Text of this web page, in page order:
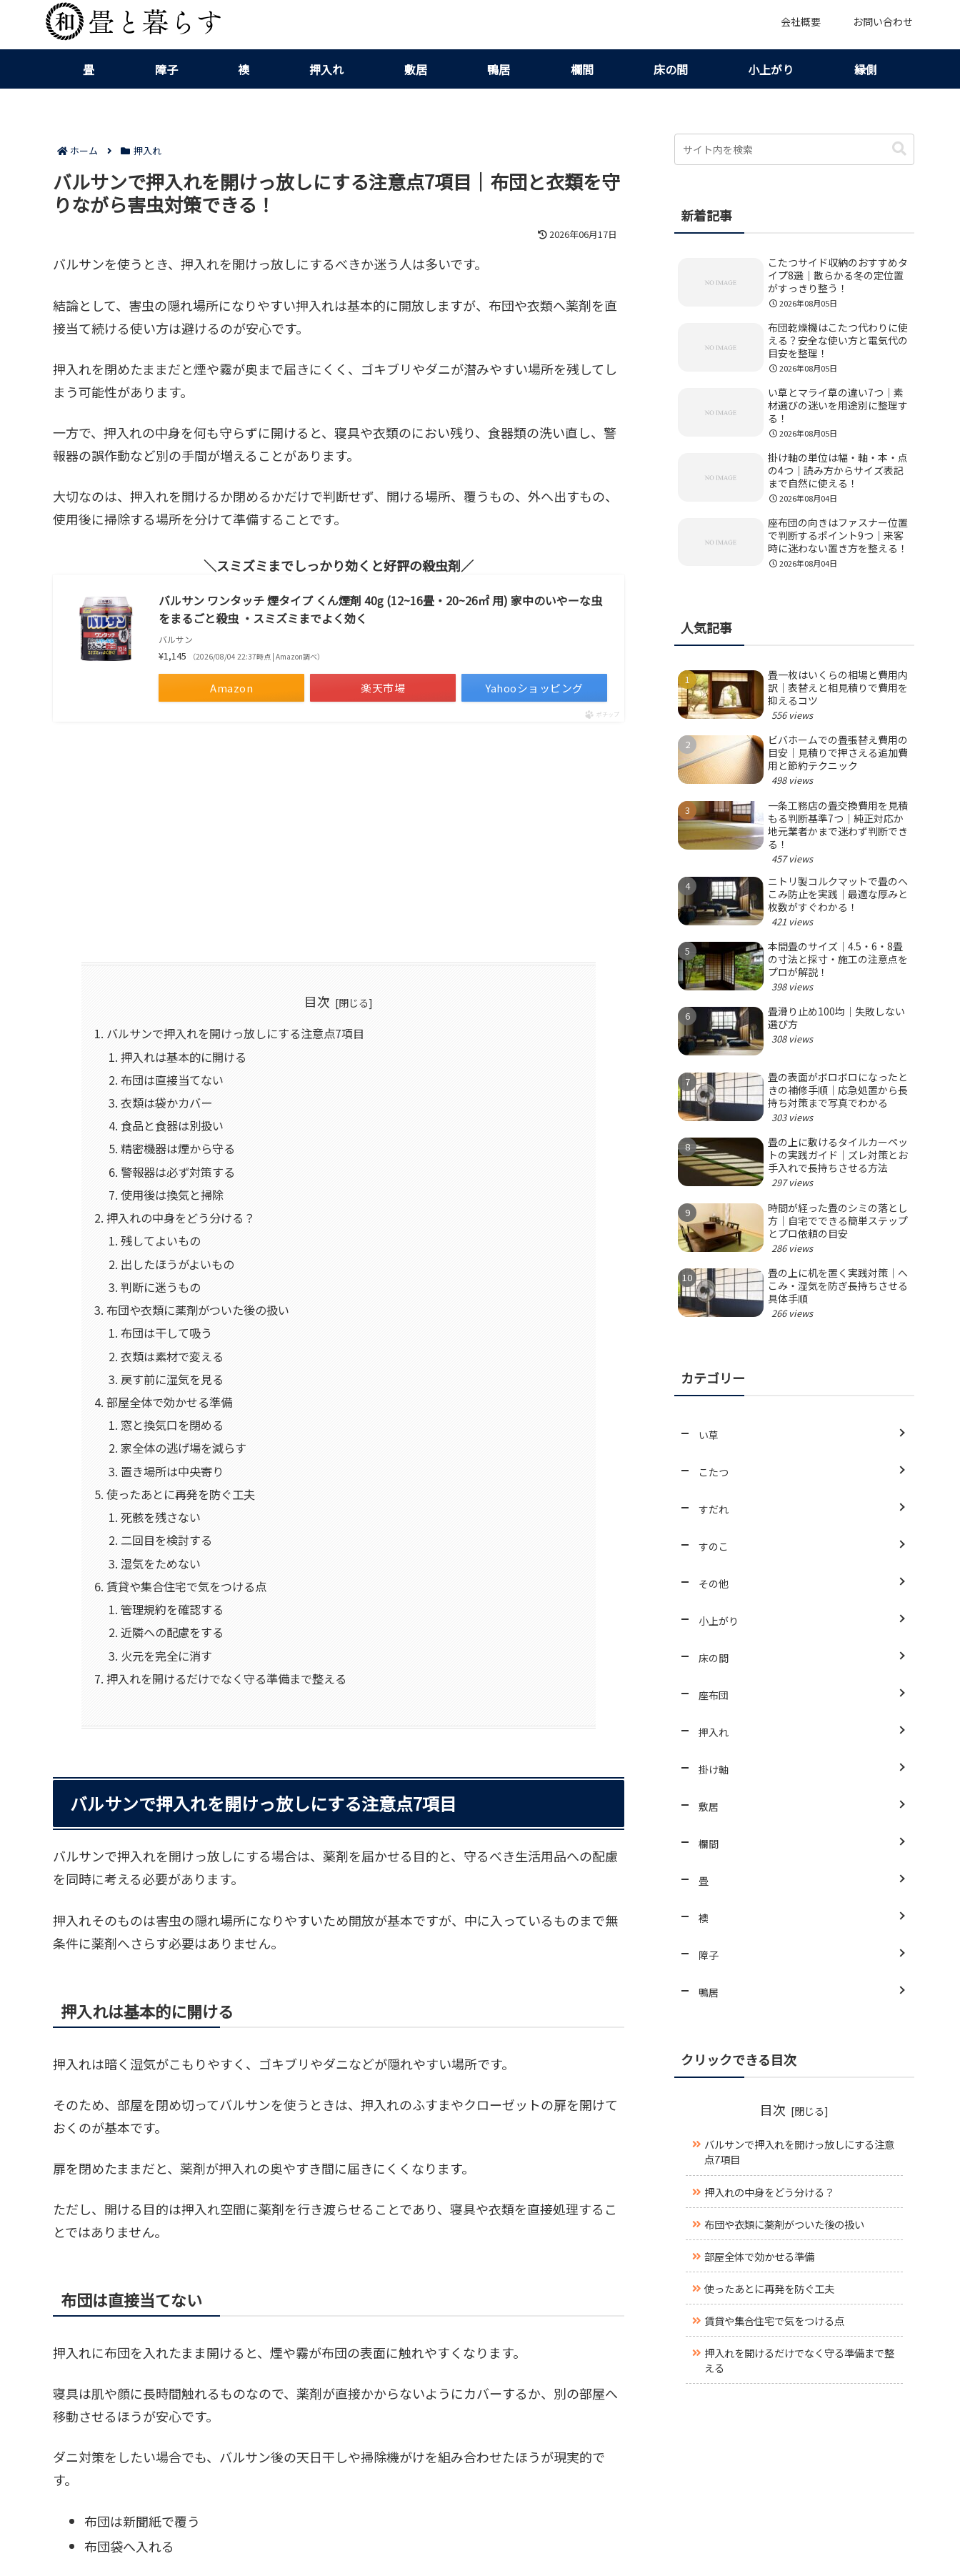
会社概要 お問い合わせ
畳 障子 襖 押入れ 敷居 鴨居 欄間 床の間 小上がり 縁側
ホーム 押入れ
バルサンで押入れを開けっ放しにする注意点7項目｜布団と衣類を守
りながら害虫対策できる！
2026年06月17日
バルサンを使うとき、押入れを開けっ放しにするべきか迷う人は多いです。
結論として、害虫の隠れ場所になりやすい押入れは基本的に開放しますが、布団や衣類へ薬剤を直
接当て続ける使い方は避けるのが安心です。
押入れを閉めたままだと煙や霧が奥まで届きにくく、ゴキブリやダニが潜みやすい場所を残してし
まう可能性があります。
一方で、押入れの中身を何も守らずに開けると、寝具や衣類のにおい残り、食器類の洗い直し、警
報器の誤作動など別の手間が増えることがあります。
大切なのは、押入れを開けるか閉めるかだけで判断せず、開ける場所、覆うもの、外へ出すもの、
使用後に掃除する場所を分けて準備することです。
スミズミまでしっかり効くと好評の殺虫剤
バルサン ワンタッチ 煙タイプ くん煙剤 40g (12~16畳・20~26㎡ 用) 家中のいやーな虫
をまるごと殺虫 ・スミズミまでよく効く
バルサン
¥1,145 （2026/08/04 22:37時点 | Amazon調べ）
Amazon 楽天市場 Yahooショッピング
ポチップ
目次
バルサンで押入れを開けっ放しにする注意点7項目
押入れは基本的に開ける
布団は直接当てない
衣類は袋かカバー
食品と食器は別扱い
精密機器は煙から守る
警報器は必ず対策する
使用後は換気と掃除
押入れの中身をどう分ける？
残してよいもの
出したほうがよいもの
判断に迷うもの
布団や衣類に薬剤がついた後の扱い
布団は干して吸う
衣類は素材で変える
戻す前に湿気を見る
部屋全体で効かせる準備
窓と換気口を閉める
家全体の逃げ場を減らす
置き場所は中央寄り
使ったあとに再発を防ぐ工夫
死骸を残さない
二回目を検討する
湿気をためない
賃貸や集合住宅で気をつける点
管理規約を確認する
近隣への配慮をする
火元を完全に消す
押入れを開けるだけでなく守る準備まで整える
バルサンで押入れを開けっ放しにする注意点7項目
バルサンで押入れを開けっ放しにする場合は、薬剤を届かせる目的と、守るべき生活用品への配慮
を同時に考える必要があります。
押入れそのものは害虫の隠れ場所になりやすいため開放が基本ですが、中に入っているものまで無
条件に薬剤へさらす必要はありません。
押入れは基本的に開ける
押入れは暗く湿気がこもりやすく、ゴキブリやダニなどが隠れやすい場所です。
そのため、部屋を閉め切ってバルサンを使うときは、押入れのふすまやクローゼットの扉を開けて
おくのが基本です。
扉を閉めたままだと、薬剤が押入れの奥やすき間に届きにくくなります。
ただし、開ける目的は押入れ空間に薬剤を行き渡らせることであり、寝具や衣類を直接処理するこ
とではありません。
布団は直接当てない
押入れに布団を入れたまま開けると、煙や霧が布団の表面に触れやすくなります。
寝具は肌や顔に長時間触れるものなので、薬剤が直接かからないようにカバーするか、別の部屋へ
移動させるほうが安心です。
ダニ対策をしたい場合でも、バルサン後の天日干しや掃除機がけを組み合わせたほうが現実的で
す。
布団は新聞紙で覆う
布団袋へ入れる
新着記事
こたつサイド収納のおすすめタ
イプ8選｜散らかる冬の定位置
がすっきり整う！
2026年08月05日
布団乾燥機はこたつ代わりに使
える？安全な使い方と電気代の
目安を整理！
2026年08月05日
い草とマライ草の違い7つ｜素
材選びの迷いを用途別に整理す
る！
2026年08月05日
掛け軸の単位は幅・軸・本・点
の4つ｜読み方からサイズ表記
まで自然に使える！
2026年08月04日
座布団の向きはファスナー位置
で判断するポイント9つ｜来客
時に迷わない置き方を整える！
2026年08月04日
人気記事
畳一枚はいくらの相場と費用内
訳｜表替えと相見積りで費用を
抑えるコツ
556 views
ビバホームでの畳張替え費用の
目安｜見積りで押さえる追加費
用と節約テクニック
498 views
一条工務店の畳交換費用を見積
もる判断基準7つ｜純正対応か
地元業者かまで迷わず判断でき
る！
457 views
ニトリ製コルクマットで畳のへ
こみ防止を実践｜最適な厚みと
枚数がすぐわかる！
421 views
本間畳のサイズ｜4.5・6・8畳
の寸法と採寸・施工の注意点を
プロが解説！
398 views
畳滑り止め100均｜失敗しない
選び方
308 views
畳の表面がボロボロになったと
きの補修手順｜応急処置から長
持ち対策まで写真でわかる
303 views
畳の上に敷けるタイルカーペッ
トの実践ガイド｜ズレ対策とお
手入れで長持ちさせる方法
297 views
時間が経った畳のシミの落とし
方｜自宅でできる簡単ステップ
とプロ依頼の目安
286 views
畳の上に机を置く実践対策｜へ
こみ・湿気を防ぎ長持ちさせる
具体手順
266 views
カテゴリー
い草
こたつ
すだれ
すのこ
その他
小上がり
床の間
座布団
押入れ
掛け軸
敷居
欄間
畳
襖
障子
鴨居
クリックできる目次
目次
バルサンで押入れを開けっ放しにする注意
点7項目
押入れの中身をどう分ける？
布団や衣類に薬剤がついた後の扱い
部屋全体で効かせる準備
使ったあとに再発を防ぐ工夫
賃貸や集合住宅で気をつける点
押入れを開けるだけでなく守る準備まで整
える